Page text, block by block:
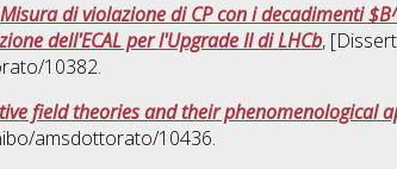
Misura di violazione di CP con i decadimenti
dell'ECAL per l'Upgrade II di LHCb,
10382.
field theories and their phenomenological
amsdottorato/10436.